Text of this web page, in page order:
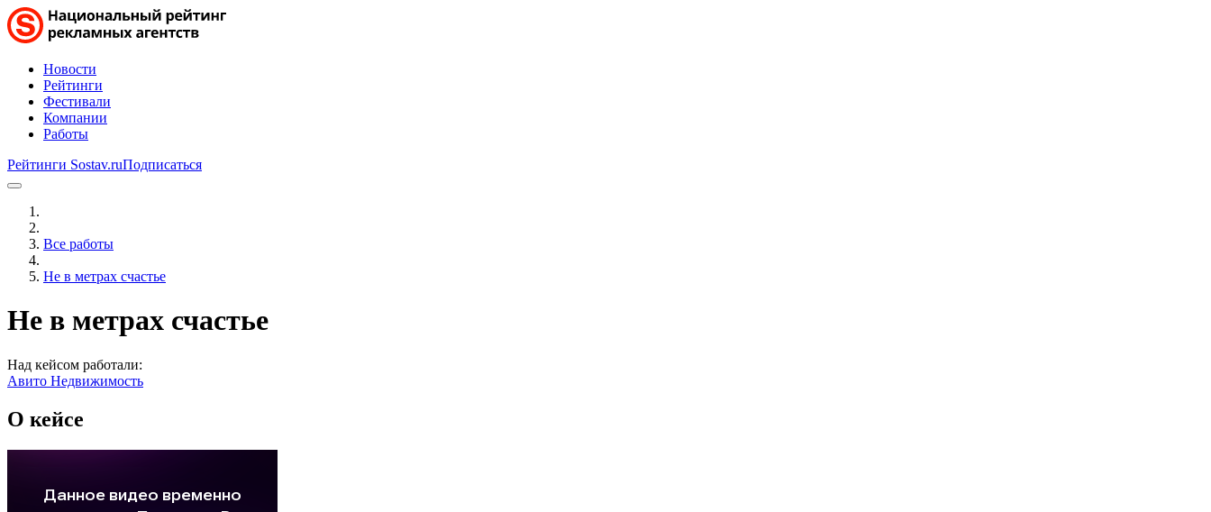
Новости
Рейтинги
Фестивали
Компании
Работы
Рейтинги Sostav.ruПодписаться
Все работы
Не в метрах счастье
Не в метрах счастье
Над кейсом работали:
Авито Недвижимость
О кейсе